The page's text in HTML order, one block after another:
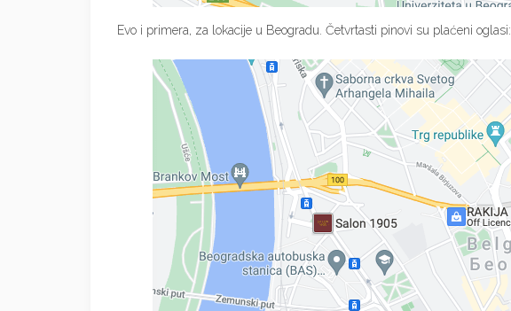
Evo i primera, za lokacije u Beogradu. Četvrtasti pinovi su plaćeni oglasi: